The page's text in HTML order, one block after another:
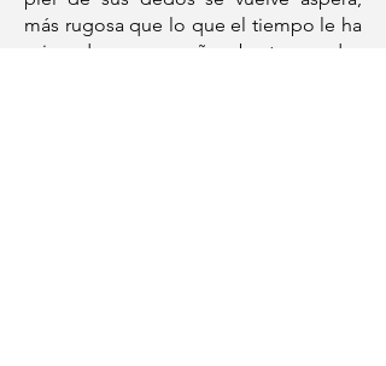
más rugosa que lo que el tiempo le ha
asignado, y pequeños brotes verdes